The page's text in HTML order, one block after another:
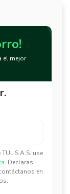
el mejor
S.A.S. use
Declaras
en
✕
✕